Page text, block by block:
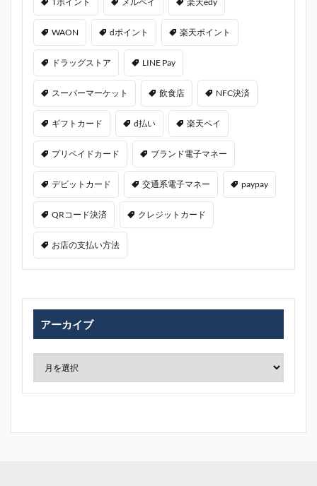
WAON dポイント 楽天ポイント
ドラッグストア LINE Pay
スーパーマーケット 飲食店 NFC決済
ギフトカード d払い 楽天ペイ
プリペイドカード ブランド電子マネー
デビットカード 交通系電子マネー paypay
QRコード決済 クレジットカード
お店の支払い方法
アーカイブ